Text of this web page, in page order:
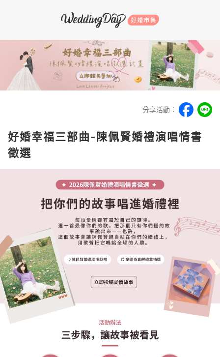
分享活動：
好婚幸福三部曲-陳佩賢婚禮演唱情書
徵選